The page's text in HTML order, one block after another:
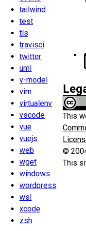
tailwind
test
tls
travisci
twitter
uml
v-model
vim
virtualenv
vscode
vue
vuejs
web
wget
windows
wordpress
wsl
xcode
zsh
This
©
This